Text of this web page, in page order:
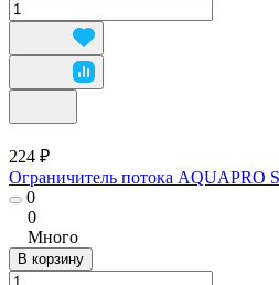
224 ₽
Ограничитель потока AQUAPRO
0
0
Много
В корзину